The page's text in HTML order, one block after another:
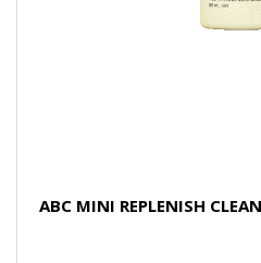
ABC MINI REPLENISH